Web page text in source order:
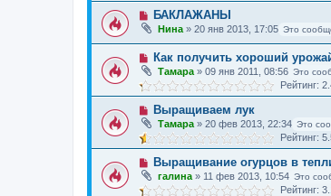
БАКЛАЖАНЫ
Нина » 20 янв 2013, 17:05 Это
Как получить хороший
Тамара » 09 янв 2011, 08:56 Это
Рейтинг:
Выращиваем лук
Тамара » 20 фев 2013, 22:34 Это
Рейтинг:
Выращивание огурцов в
галина » 11 фев 2013, 10:54 Это
Рейтинг: